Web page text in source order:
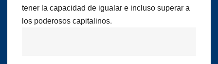
tener la capacidad de igualar e incluso superar a
los poderosos capitalinos.